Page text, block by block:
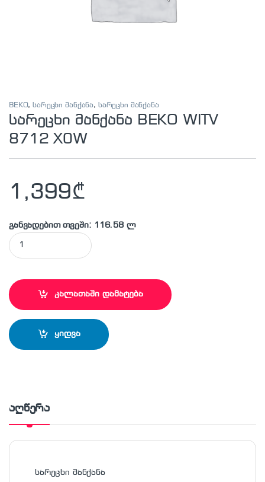
BEKO,სარეცხი მანქანა, სარეცხი მანქანა
სარეცხი მანქანა BEKO WITV
8712 X0W
1,399₾
განვადებით თვეში: 116.58 ლ
სარეცხი მანქანა BEKO WITV 8712 X0W quantity
კალათაში დამატება
ყიდვა
აღწერა
სარეცხი მანქანა